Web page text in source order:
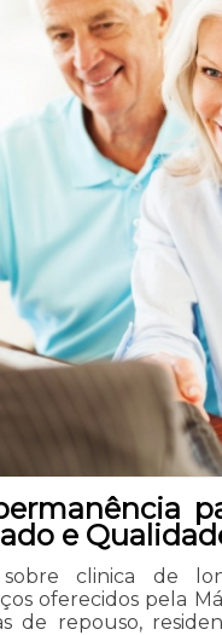
e
clinica de
oferecidos pela
de repouso,